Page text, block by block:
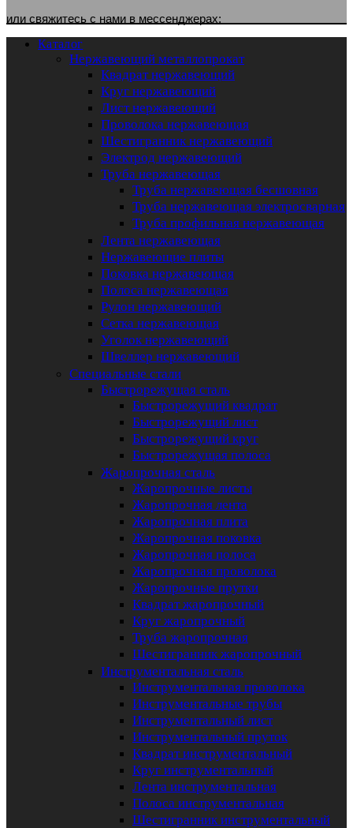
или свяжитесь с нами в мессенджерах:
Каталог
Нержавеющий металлопрокат
Квадрат нержавеющий
Круг нержавеющий
Лист нержавеющий
Проволока нержавеющая
Шестигранник нержавеющий
Электрод нержавеющий
Труба нержавеющая
Труба нержавеющая бесшовная
Труба нержавеющая электросварная
Труба профильная нержавеющая
Лента нержавеющая
Нержавеющие плиты
Поковка нержавеющая
Полоса нержавеющая
Рулон нержавеющий
Сетка нержавеющая
Уголок нержавеющий
Швеллер нержавеющий
Специальные стали
Быстрорежущая сталь
Быстрорежущий квадрат
Быстрорежущий лист
Быстрорежущий круг
Быстрорежущая полоса
Жаропрочная сталь
Жаропрочные листы
Жаропрочная лента
Жаропрочная плита
Жаропрочная поковка
Жаропрочная полоса
Жаропрочная проволока
Жаропрочные прутки
Квадрат жаропрочный
Круг жаропрочный
Труба жаропрочная
Шестигранник жаропрочный
Инструментальная сталь
Инструментальная проволока
Инструментальные трубы
Инструментальный лист
Инструментальный пруток
Квадрат инструментальный
Круг инструментальный
Лента инструментальная
Полоса инструментальная
Шестигранник инструментальный